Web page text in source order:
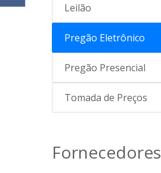
Leilão
Pregão Eletrônico
Pregão Presencial
Tomada de Preços
Fornecedores